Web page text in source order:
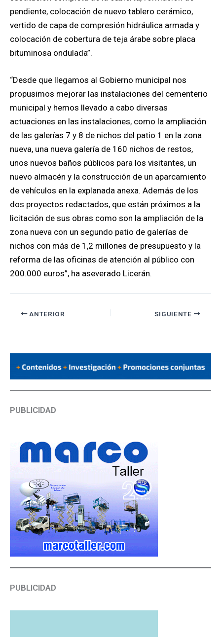
pendiente, colocación de nuevo tablero cerámico,
vertido de capa de compresión hidráulica armada y
colocación de cobertura de teja árabe sobre placa
bituminosa ondulada”.
“Desde que llegamos al Gobierno municipal nos
propusimos mejorar las instalaciones del cementerio
municipal y hemos llevado a cabo diversas
actuaciones en las instalaciones, como la ampliación
de las galerías 7 y 8 de nichos del patio 1 en la zona
nueva, una nueva galería de 160 nichos de restos,
unos nuevos baños públicos para los visitantes, un
nuevo almacén y la construcción de un aparcamiento
de vehículos en la explanada anexa. Además de los
dos proyectos redactados, que están próximos a la
licitación de sus obras como son la ampliación de la
zona nueva con un segundo patio de galerías de
nichos con más de 1,2 millones de presupuesto y la
reforma de las oficinas de atención al público con
200.000 euros”, ha aseverado Licerán.
ANTERIOR SIGUIENTE
PUBLICIDAD
PUBLICIDAD